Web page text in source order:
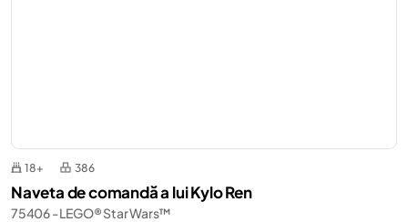
18+ 386
Naveta de comandă a lui Kylo Ren
75406 - LEGO® Star Wars™